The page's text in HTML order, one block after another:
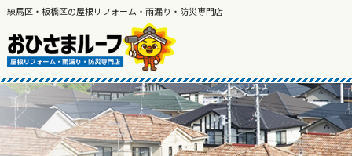
練馬区・板橋区の屋根リフォーム・雨漏り・防災専門店